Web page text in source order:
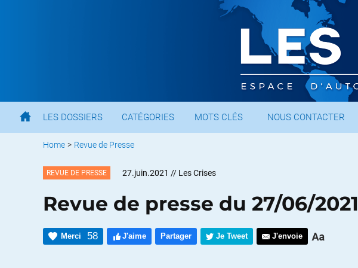
LES DOSSIERS CATÉGORIES MOTS CLÉS NOUS CONTACTER
Home > Revue de Presse
REVUE DE PRESSE 27.juin.2021 // Les Crises
Revue de presse du 27/06/2021
Merci 58 J'aime Partager Je Tweet J'envoie